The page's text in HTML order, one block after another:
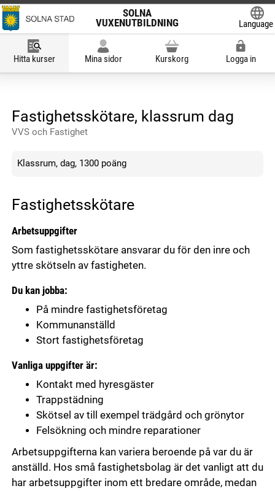
SOLNA
VUXENUTBILDNING
Language
Hitta kurser Mina sidor Kurskorg Logga in
Fastighetsskötare, klassrum dag
VVS och Fastighet
Klassrum, dag, 1300 poäng
Fastighetsskötare
Arbetsuppgifter
Som fastighetsskötare ansvarar du för den inre och
yttre skötseln av fastigheten.
Du kan jobba:
På mindre fastighetsföretag
Kommunanställd
Stort fastighetsföretag
Vanliga uppgifter är:
Kontakt med hyresgäster
Trappstädning
Skötsel av till exempel trädgård och grönytor
Felsökning och mindre reparationer
Arbetsuppgifterna kan variera beroende på var du är
anställd. Hos små fastighetsbolag är det vanligt att du
har arbetsuppgifter inom ett bredare område, medan